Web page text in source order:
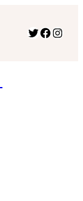
Twitter Facebook Instagram